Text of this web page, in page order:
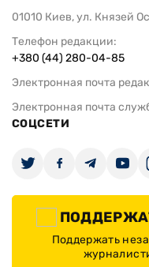
01010 Киев, ул. Князей
Телефон редакции:
+380 (44) 280-04-85
Электронная почта
Электронная почта
СОЦСЕТИ
Поддержать